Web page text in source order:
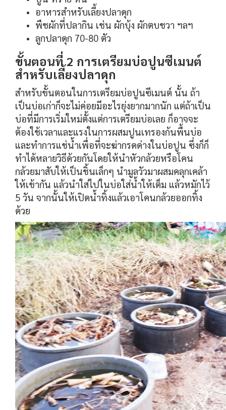
อาหารสำหรับเลี้ยงปลาดุก
พืชผักที่ปลากิน เช่น ผักบุ้ง ผักตบชวา ฯลฯ
ลูกปลาดุก 70-80 ตัว
ขั้นตอนที่ 2 การเตรียมบ่อปูนซีเมนต์
สำหรับเลี้ยงปลาดุก
สำหรับขั้นตอนในการเตรียมบ่อปูนซีเมนต์ นั้น ถ้า
เป็นบ่อเก่าก็จะไม่ค่อยมีอะไรยุ่งยากมากนัก แต่ถ้าเป็น
บ่อที่มีการเริ่มใหม่ตั้งแต่การเตรียมบ่อเลย ก็อาจจะ
ต้องใช้เวลาและแรงในการผสมปูนเทรองก้นพื้นบ่อ
และทำการแช่น้ำเพื่อที่จะฆ่ากรดด่างในบ่อปูน ซึ่งก็ก็
ทำได้หลายวิธีด้วยกันโดยให้นำหัวกล้วยหรือโคน
กล้วยมาสับให้เป็นชิ้นเล็กๆ นำมูลวัวมาผสมคลุกเคล้า
ให้เข้ากัน แล้วนำใส่ไปในบ่อใส่น้ำให้เต็ม แล้วหมักไว้
5 วัน จากนั้นให้เปิดน้ำทิ้งแล้วเอาโคนกล้วยออกทิ้ง
ด้วย